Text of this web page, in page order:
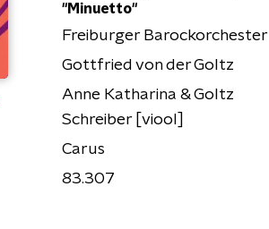
"Minuetto"
Freiburger Barockorchester
Gottfried von der Goltz
Anne Katharina & Goltz
Schreiber [viool]
Carus
83.307